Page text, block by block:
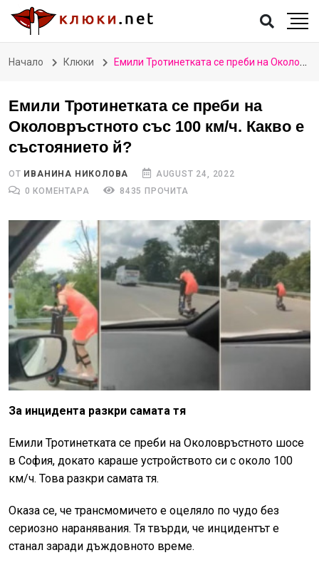
Начало Клюки Емили Тротинетката се преби на Околовръстното със 100 км/ч. Какво е състоянието й?
Емили Тротинетката се преби на
Околовръстното със 100 км/ч. Какво е
състоянието й?
ОТ ИВАНИНА НИКОЛОВА
AUGUST 24, 2022
0 КОМЕНТАРА
8435 ПРОЧИТА
За инцидента разкри самата тя
Емили Тротинетката се преби на Околовръстното шосе
в София, докато караше устройството си с около 100
км/ч. Това разкри самата тя.
Оказа се, че трансмомичето е оцеляло по чудо без
сериозно наранявания. Тя твърди, че инцидентът е
станал заради дъждовното време.